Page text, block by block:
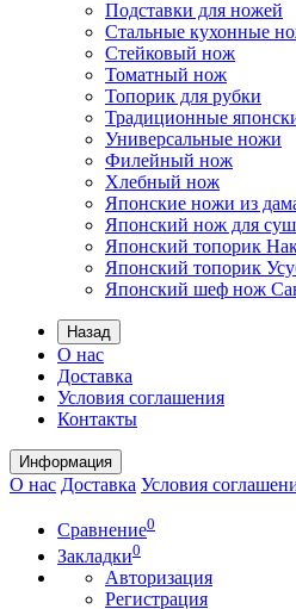
Подставки для ножей
Стальные кухонные
Стейковый нож
Томатный нож
Топорик для рубки
Традиционные
Универсальные ножи
Филейный нож
Хлебный нож
Японские ножи из
Японский нож для
Японский топорик
Японский топорик
Японский шеф нож
Назад
О нас
Доставка
Условия соглашения
Контакты
Информация
О нас Доставка Условия
Сравнение0
Закладки0
Авторизация
Регистрация